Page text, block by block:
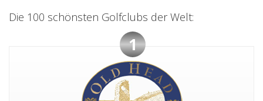
Die 100 schönsten Golfclubs der Welt:
1